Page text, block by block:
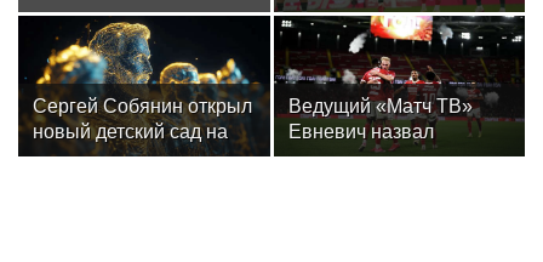
надеюсь, еще не
забыли
составы на матч 3-го
тура РПЛ
Сергей Собянин открыл
новый детский сад на
300 мест в Москве
Ведущий «Матч ТВ»
Евневич назвал
«Спартак» фаворитом